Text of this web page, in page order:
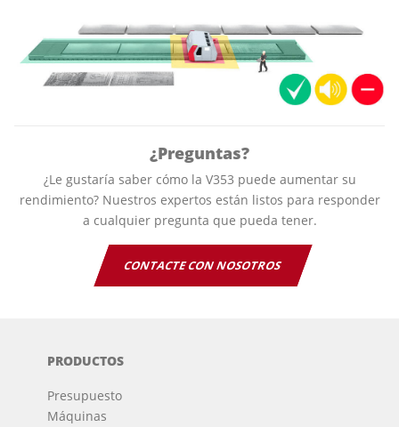
¿Preguntas?
¿Le gustaría saber cómo la V353 puede aumentar su
rendimiento? Nuestros expertos están listos para responder
a cualquier pregunta que pueda tener.
CONTACTE CON NOSOTROS
PRODUCTOS
Presupuesto
Máquinas